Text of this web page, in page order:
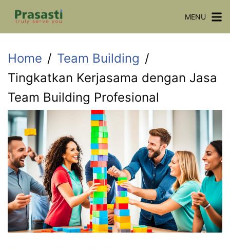
Skip
MENU
Home
Team Building
Tingkatkan Kerjasama dengan Jasa
Team Building Profesional